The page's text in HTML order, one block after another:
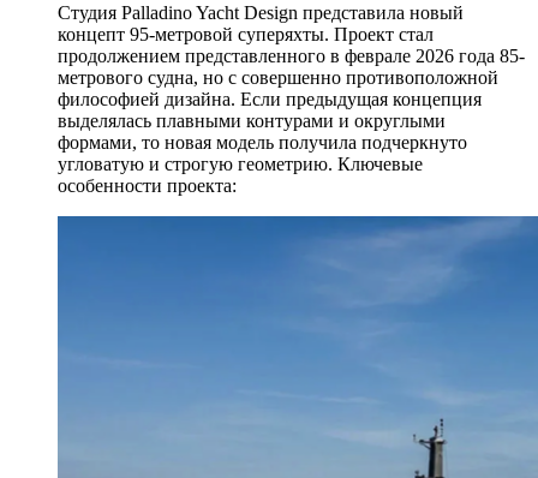
Студия Palladino Yacht Design представила новый
концепт 95-метровой суперяхты. Проект стал
продолжением представленного в феврале 2026 года 85-
метрового судна, но с совершенно противоположной
философией дизайна. Если предыдущая концепция
выделялась плавными контурами и округлыми
формами, то новая модель получила подчеркнуто
угловатую и строгую геометрию. Ключевые
особенности проекта: